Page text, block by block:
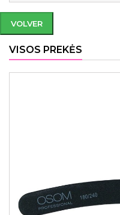
VOLVER
VISOS PREKĖS